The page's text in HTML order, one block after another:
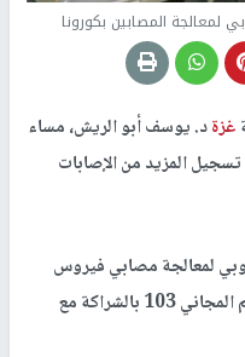
المصابين بكورونا
غزةد. يوسف أبو الريش، مساء
تسجيل المزيد من الإصابات
لمعالجة مصابي فيروس
كورونا، مشيرًا إلى أنه تم تخصيص الرقم المجاني 103 بالشراكة مع